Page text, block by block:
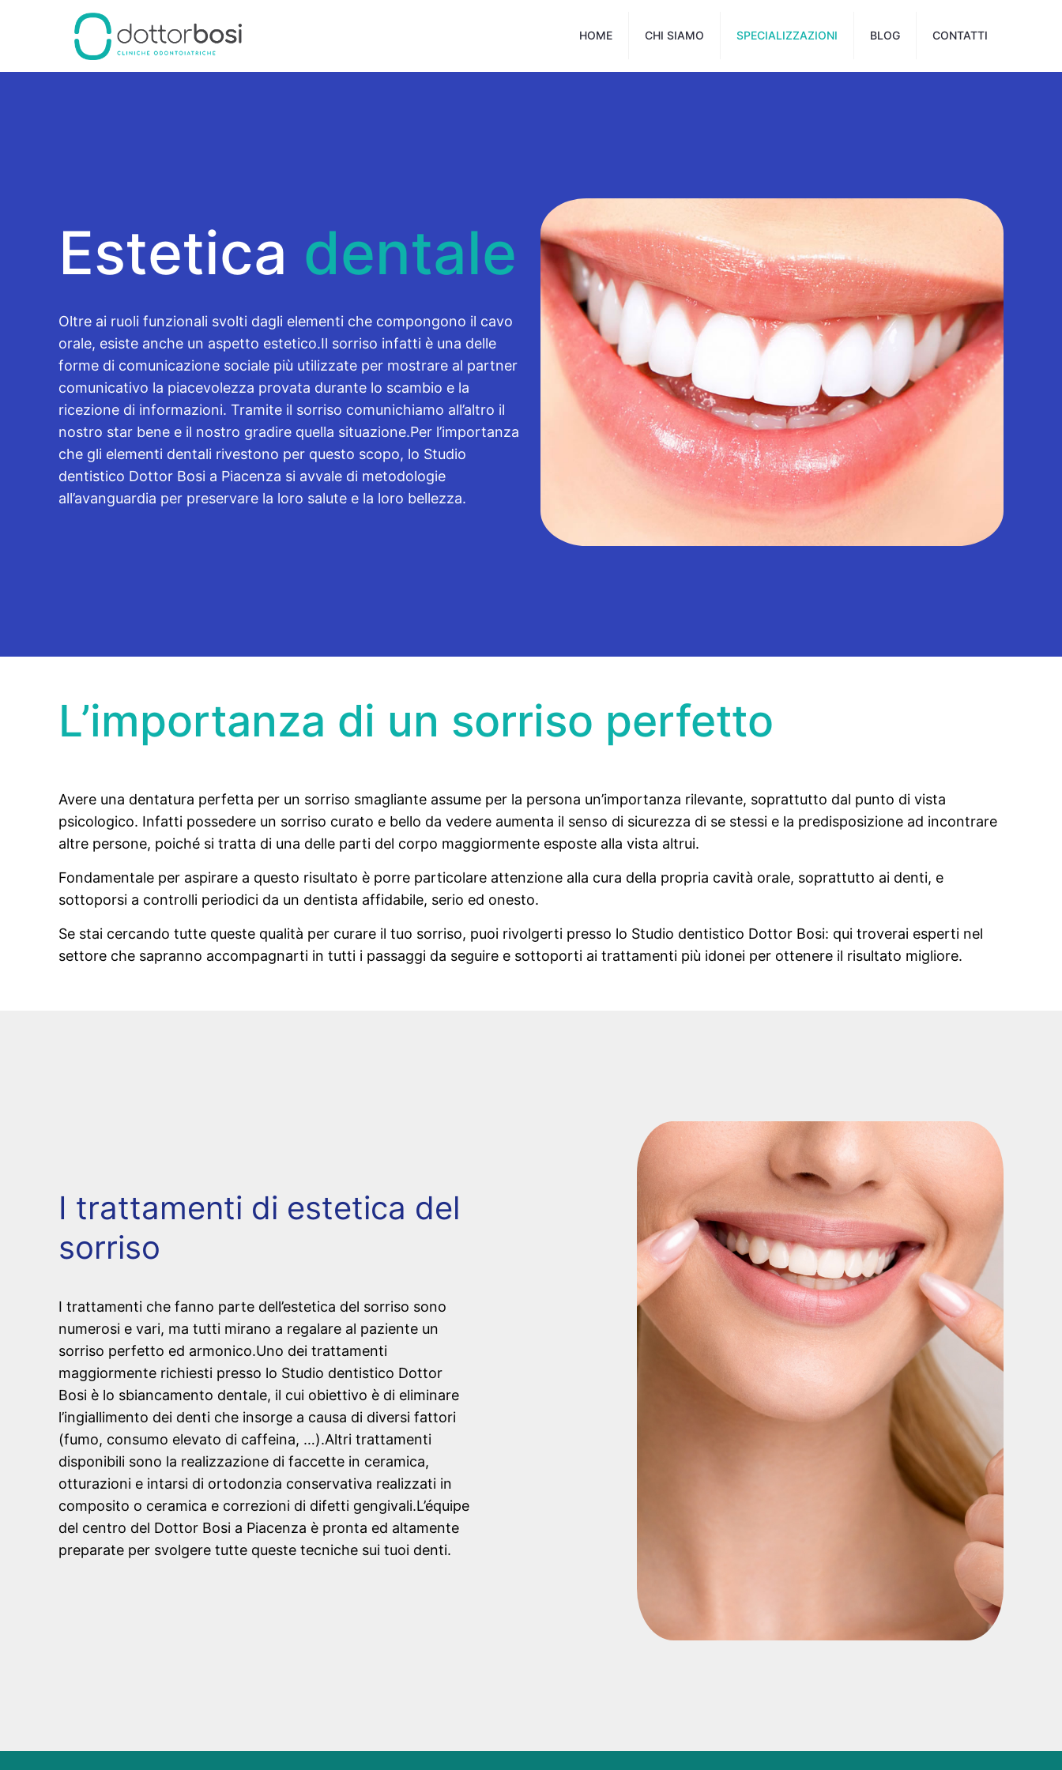
HOME CHI SIAMO SPECIALIZZAZIONI BLOG CONTATTI
Estetica dentale
Oltre ai ruoli funzionali svolti dagli elementi che compongono il cavo
orale, esiste anche un aspetto estetico.Il sorriso infatti è una delle
forme di comunicazione sociale più utilizzate per mostrare al partner
comunicativo la piacevolezza provata durante lo scambio e la
ricezione di informazioni. Tramite il sorriso comunichiamo all’altro il
nostro star bene e il nostro gradire quella situazione.Per l’importanza
che gli elementi dentali rivestono per questo scopo, lo Studio
dentistico Dottor Bosi a Piacenza si avvale di metodologie
all’avanguardia per preservare la loro salute e la loro bellezza.
L’importanza di un sorriso perfetto
Avere una dentatura perfetta per un sorriso smagliante assume per la persona un’importanza rilevante, soprattutto dal punto di vista
psicologico. Infatti possedere un sorriso curato e bello da vedere aumenta il senso di sicurezza di se stessi e la predisposizione ad incontrare
altre persone, poiché si tratta di una delle parti del corpo maggiormente esposte alla vista altrui.
Fondamentale per aspirare a questo risultato è porre particolare attenzione alla cura della propria cavità orale, soprattutto ai denti, e
sottoporsi a controlli periodici da un dentista affidabile, serio ed onesto.
Se stai cercando tutte queste qualità per curare il tuo sorriso, puoi rivolgerti presso lo Studio dentistico Dottor Bosi: qui troverai esperti nel
settore che sapranno accompagnarti in tutti i passaggi da seguire e sottoporti ai trattamenti più idonei per ottenere il risultato migliore.
I trattamenti di estetica del
sorriso
I trattamenti che fanno parte dell’estetica del sorriso sono
numerosi e vari, ma tutti mirano a regalare al paziente un
sorriso perfetto ed armonico.Uno dei trattamenti
maggiormente richiesti presso lo Studio dentistico Dottor
Bosi è lo sbiancamento dentale, il cui obiettivo è di eliminare
l’ingiallimento dei denti che insorge a causa di diversi fattori
(fumo, consumo elevato di caffeina, …).Altri trattamenti
disponibili sono la realizzazione di faccette in ceramica,
otturazioni e intarsi di ortodonzia conservativa realizzati in
composito o ceramica e correzioni di difetti gengivali.L’équipe
del centro del Dottor Bosi a Piacenza è pronta ed altamente
preparate per svolgere tutte queste tecniche sui tuoi denti.